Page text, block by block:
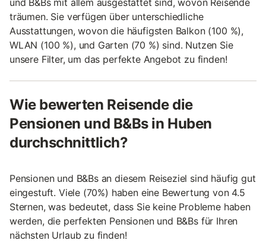
und B&Bs mit allem ausgestattet sind, wovon Reisende
träumen. Sie verfügen über unterschiedliche
Ausstattungen, wovon die häufigsten Balkon (100 %),
WLAN (100 %), und Garten (70 %) sind. Nutzen Sie
unsere Filter, um das perfekte Angebot zu finden!
Wie bewerten Reisende die
Pensionen und B&Bs in Huben
durchschnittlich?
Pensionen und B&Bs an diesem Reiseziel sind häufig gut
eingestuft. Viele (70%) haben eine Bewertung von 4.5
Sternen, was bedeutet, dass Sie keine Probleme haben
werden, die perfekten Pensionen und B&Bs für Ihren
nächsten Urlaub zu finden!